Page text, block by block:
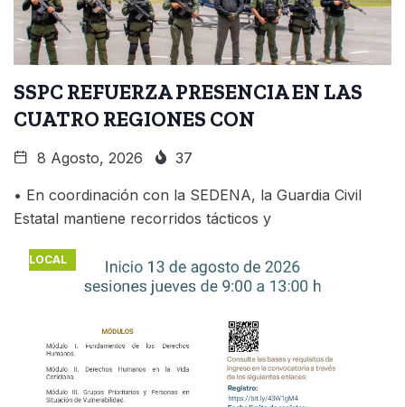
SSPC REFUERZA PRESENCIA EN LAS
CUATRO REGIONES CON
8 Agosto, 2026 37
• En coordinación con la SEDENA, la Guardia Civil
Estatal mantiene recorridos tácticos y
LOCAL